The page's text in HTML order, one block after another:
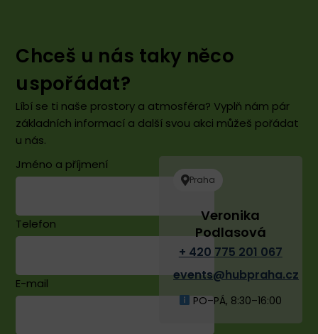
Chceš u nás taky něco
uspořádat?
Líbí se ti naše prostory a atmosféra? Vyplň nám pár
základních informací a další svou akci můžeš pořádat
u nás.
Jméno a příjmení
Telefon
E-mail
Praha
Veronika
Podlasová
+ 420 775 201 067
events@hubpraha.cz
PO–PÁ, 8:30–16:00